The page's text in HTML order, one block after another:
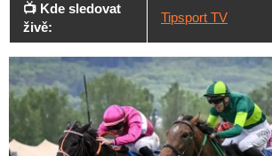
📺 Kde sledovat
živě:
Tipsport TV